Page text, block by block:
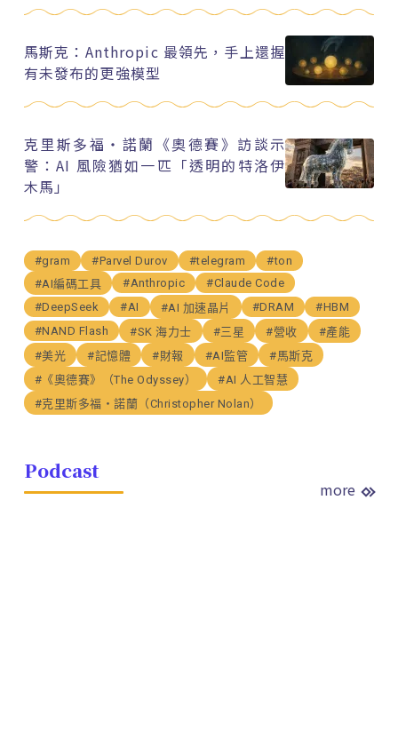
馬斯克：Anthropic 最領先，手上還握
有未發布的更強模型
克里斯多福・諾蘭《奧德賽》訪談示
警：AI 風險猶如一匹「透明的特洛伊
木馬」
#gram #Parvel Durov #telegram
#ton
#AI編碼工具
#Anthropic
#Claude Code
#DeepSeek
#AI #AI 加速晶片 #DRAM
#HBM
#NAND Flash
#SK 海力士 #三星 #營收
#產能
#美光
#記憶體 #財報 #AI監管
#馬斯克
#《奧德賽》（The Odyssey）
#AI 人工智慧
#克里斯多福・諾蘭（Christopher Nolan）
Podcast
more